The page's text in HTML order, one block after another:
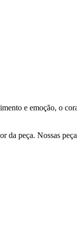
e emoção, o
da peça. Nossas